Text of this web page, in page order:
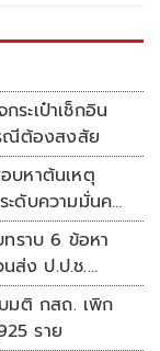
ระเป๋าเช็กอิน
ณีต้องสงสัย
บหาต้นเหตุ
ะดับความมั่นคง
ราบ 6 ข้อหา
ส่ง ป.ป.ช.
มติ กสถ. เพิก
ราย